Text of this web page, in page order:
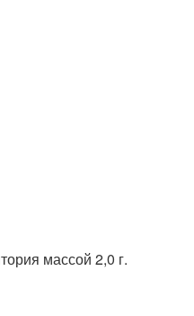
массой 2,0 г.